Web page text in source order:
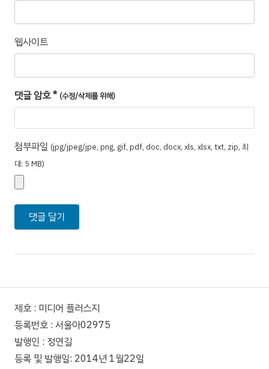
웹사이트
댓글 암호* (수정/삭제를 위해)
첨부파일 (jpg/jpeg/jpe, png, gif, pdf, doc, docx, xls, xlsx, txt, zip, 최
대: 5 MB)
제호 : 미디어 플러스지
등록번호 : 서울아02975
발행인 : 정연길
등록 및 발행일: 2014년 1월22일